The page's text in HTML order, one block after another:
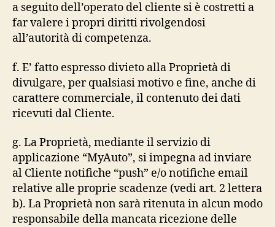
a seguito dell’operato del cliente si è costretti a
far valere i propri diritti rivolgendosi
all’autorità di competenza.
f. E’ fatto espresso divieto alla Proprietà di
divulgare, per qualsiasi motivo e fine, anche di
carattere commerciale, il contenuto dei dati
ricevuti dal Cliente.
g. La Proprietà, mediante il servizio di
applicazione “MyAuto”, si impegna ad inviare
al Cliente notifiche “push” e/o notifiche email
relative alle proprie scadenze (vedi art. 2 lettera
b). La Proprietà non sarà ritenuta in alcun modo
responsabile della mancata ricezione delle